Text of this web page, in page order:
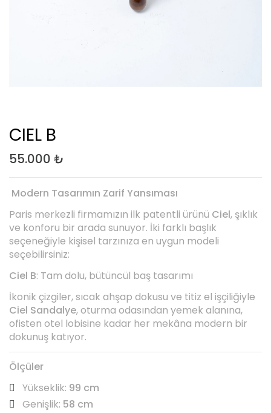
CIEL B
55.000 ₺
Modern Tasarımın Zarif Yansıması
Paris merkezli firmamızın ilk patentli ürünü Ciel, şıklık
ve konforu bir arada sunuyor. İki farklı başlık
seçeneğiyle kişisel tarzınıza en uygun modeli
seçebilirsiniz:
Ciel B: Tam dolu, bütüncül baş tasarımı
İkonik çizgiler, sıcak ahşap dokusu ve titiz el işçiliğiyle
Ciel Sandalye, oturma odasından yemek alanına,
ofisten otel lobisine kadar her mekâna modern bir
dokunuş katıyor.
Ölçüler
Yükseklik: 99 cm
Genişlik: 58 cm